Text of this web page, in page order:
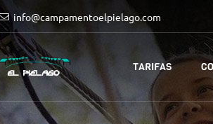
info@campamentoelpielago.com
TARIFAS